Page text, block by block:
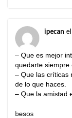
ipecan el
– Que es mejor
quedarte siempre
– Que las críticas
de lo que haces.
– Que la amistad
besos